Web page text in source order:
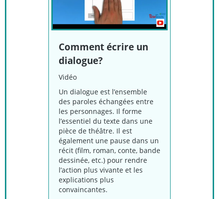
Comment écrire un
dialogue?
Vidéo
Un dialogue est l’ensemble
des paroles échangées entre
les personnages. Il forme
l’essentiel du texte dans une
pièce de théâtre. Il est
également une pause dans un
récit (film, roman, conte, bande
dessinée, etc.) pour rendre
l’action plus vivante et les
explications plus
convaincantes.